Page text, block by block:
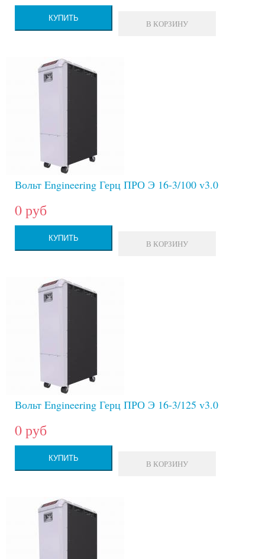
КУПИТЬ
В КОРЗИНУ
Вольт Engineering Герц ПРО Э 16-3/100 v3.0
0 руб
КУПИТЬ
В КОРЗИНУ
Вольт Engineering Герц ПРО Э 16-3/125 v3.0
0 руб
КУПИТЬ
В КОРЗИНУ